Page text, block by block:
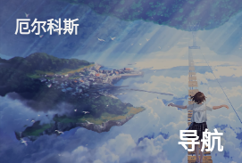
厄尔科斯
导航